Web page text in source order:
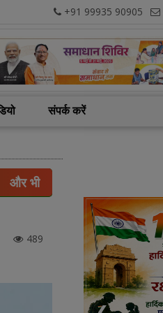
+91 99935 90905
संपर्क करें
और भी
489